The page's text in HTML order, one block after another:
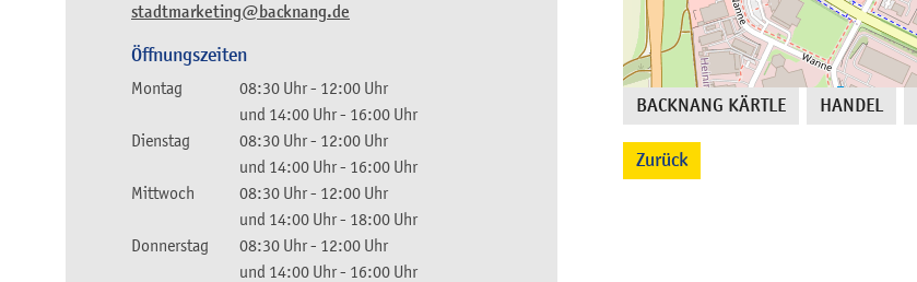
stadtmarketing@backnang.de
Öffnungszeiten
Montag 08:30 Uhr- 12:00 Uhr
und 14:00 Uhr- 16:00 Uhr
Dienstag
08:30 Uhr- 12:00 Uhr
und 14:00 Uhr- 16:00 Uhr
Mittwoch
08:30 Uhr- 12:00 Uhr
und 14:00 Uhr- 18:00 Uhr
Donnerstag
08:30 Uhr- 12:00 Uhr
und 14:00 Uhr- 16:00 Uhr
BACKNANG KÄRTLE HANDEL
Zurück